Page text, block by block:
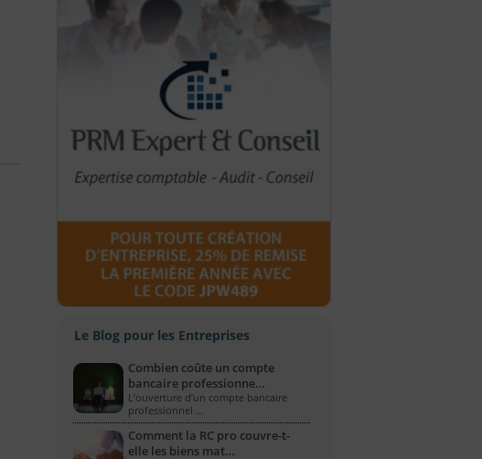
Le Blog pour les Entreprises
Combien coûte un compte
bancaire professionne…
L’ouverture d’un compte bancaire
professionnel …
Comment la RC pro couvre-t-
elle les biens mat…